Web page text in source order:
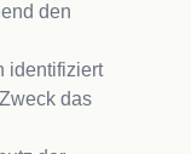
den
identifiziert
das